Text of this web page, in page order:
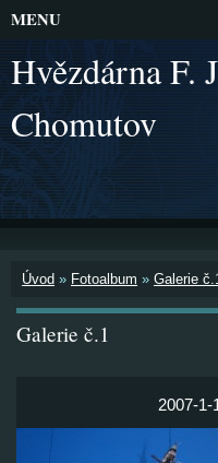
Hvězdárna F.
Chomutov
Úvod » Fotoalbum » Galerie
Galerie č.1
2007-1-
MENU